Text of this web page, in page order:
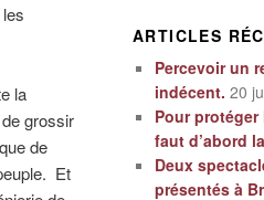
la
grossir
de
Et
ARTICLES
Percevoir un
indécent. 20
Pour
faut d’abord
Deux
présentés à